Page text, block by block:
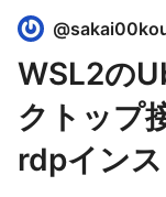
@
WSL2の
クトップ
rdpインス